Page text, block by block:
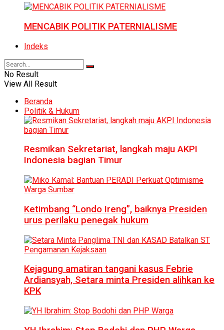
MENCABIK POLITIK PATERNIALISME
Indeks
No Result
View All Result
Beranda
Politik & Hukum
Resmikan Sekretariat, langkah maju AKPI
Indonesia bagian Timur
Ketimbang “Londo Ireng”, baiknya Presiden
urus perilaku penegak hukum
Kejagung amatiran tangani kasus Febrie
Ardiansyah, Setara minta Presiden alihkan ke
KPK